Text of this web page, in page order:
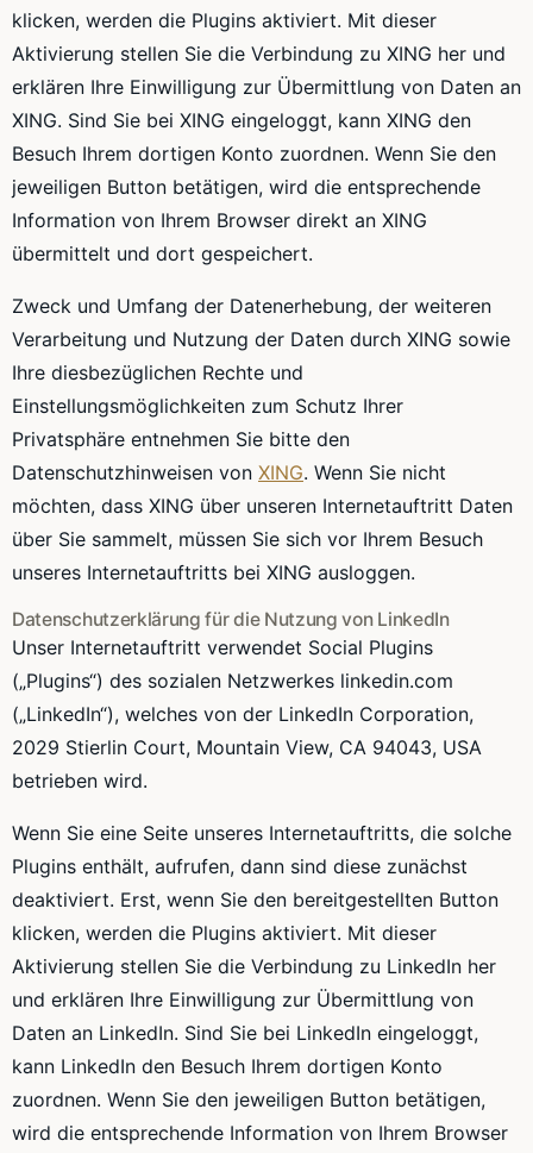
klicken, werden die Plugins aktiviert. Mit dieser
Aktivierung stellen Sie die Verbindung zu XING her und
erklären Ihre Einwilligung zur Übermittlung von Daten an
XING. Sind Sie bei XING eingeloggt, kann XING den
Besuch Ihrem dortigen Konto zuordnen. Wenn Sie den
jeweiligen Button betätigen, wird die entsprechende
Information von Ihrem Browser direkt an XING
übermittelt und dort gespeichert.
Zweck und Umfang der Datenerhebung, der weiteren
Verarbeitung und Nutzung der Daten durch XING sowie
Ihre diesbezüglichen Rechte und
Einstellungsmöglichkeiten zum Schutz Ihrer
Privatsphäre entnehmen Sie bitte den
Datenschutzhinweisen von XING. Wenn Sie nicht
möchten, dass XING über unseren Internetauftritt Daten
über Sie sammelt, müssen Sie sich vor Ihrem Besuch
unseres Internetauftritts bei XING ausloggen.
Datenschutzerklärung für die Nutzung von LinkedIn
Unser Internetauftritt verwendet Social Plugins
(„Plugins“) des sozialen Netzwerkes linkedin.com
(„LinkedIn“), welches von der LinkedIn Corporation,
2029 Stierlin Court, Mountain View, CA 94043, USA
betrieben wird.
Wenn Sie eine Seite unseres Internetauftritts, die solche
Plugins enthält, aufrufen, dann sind diese zunächst
deaktiviert. Erst, wenn Sie den bereitgestellten Button
klicken, werden die Plugins aktiviert. Mit dieser
Aktivierung stellen Sie die Verbindung zu LinkedIn her
und erklären Ihre Einwilligung zur Übermittlung von
Daten an LinkedIn. Sind Sie bei LinkedIn eingeloggt,
kann LinkedIn den Besuch Ihrem dortigen Konto
zuordnen. Wenn Sie den jeweiligen Button betätigen,
wird die entsprechende Information von Ihrem Browser